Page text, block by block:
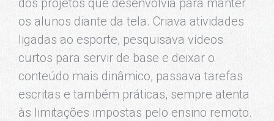
dos projetos que desenvolvia para manter
os alunos diante da tela. Criava atividades
ligadas ao esporte, pesquisava vídeos
curtos para servir de base e deixar o
conteúdo mais dinâmico, passava tarefas
escritas e também práticas, sempre atenta
às limitações impostas pelo ensino remoto.